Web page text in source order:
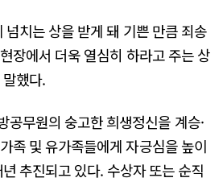
치는 상을 받게 돼 기쁜 만큼 죄송
장에서 더욱 열심히 하라고 주는 상
했다.
공무원의 숭고한 희생정신을 계승·
족 및 유가족들에게 자긍심을 높이
추진되고 있다. 수상자 또는 순직